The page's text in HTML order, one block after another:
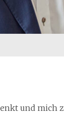
und mich